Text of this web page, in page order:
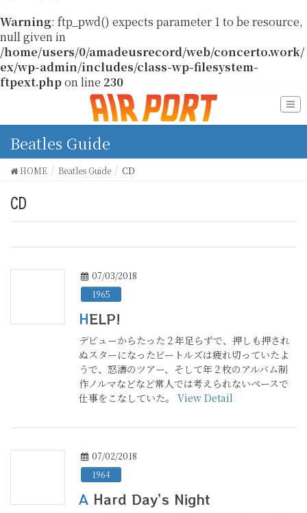
Warning: ftp_pwd() expects parameter 1 to be resource,
null given in
/home/users/0/amadeusrecord/web/concerto.work/
ex/wp-admin/includes/class-wp-filesystem-
ftpext.phpon line 230
Beatles Guide
HOME Beatles Guide CD
CD
07/03/2018
1965
HELP!
デビューからたった２年足らずで、押しも押され
ぬスターになったビートルズは疲れ切っていたよ
うで、怒濤のツアー、そして年２枚のアルバム制
作ノルマなどなど常人では考えられないペースで
仕事をこなしていた。 View Detail
07/02/2018
1964
A Hard Day’s Night